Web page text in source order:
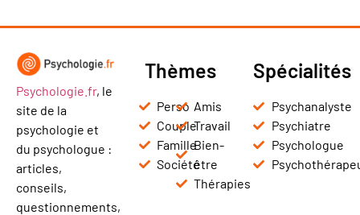
Psychologie.fr, le
site de la
psychologie et
du psychologue :
articles,
conseils,
questionnements,
Thèmes
Perso
Couple
Famille
Société
Amis
Travail
Bien-
être
Thérapies
Spécialités
Psychanalyste
Psychiatre
Psychologue